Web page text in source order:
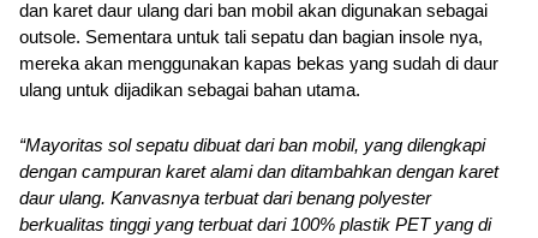
dan karet daur ulang dari ban mobil akan digunakan sebagai
outsole. Sementara untuk tali sepatu dan bagian insole nya,
mereka akan menggunakan kapas bekas yang sudah di daur
ulang untuk dijadikan sebagai bahan utama.
“Mayoritas sol sepatu dibuat dari ban mobil, yang dilengkapi
dengan campuran karet alami dan ditambahkan dengan karet
daur ulang. Kanvasnya terbuat dari benang polyester
berkualitas tinggi yang terbuat dari 100% plastik PET yang di